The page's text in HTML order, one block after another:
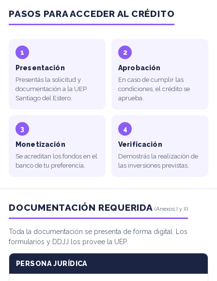
PASOS PARA ACCEDER AL CRÉDITO
1
Presentación
Presentás la solicitud y
documentación a la UEP
Santiago del Estero.
2
Aprobación
En caso de cumplir las
condiciones, el crédito se
aprueba.
3
Monetización
Se acreditan los fondos en el
banco de tu preferencia.
4
Verificación
Demostrás la realización de
las inversiones previstas.
DOCUMENTACIÓN REQUERIDA(Anexos I y II)
Toda la documentación se presenta de forma digital. Los
formularios y DDJJ los provee la UEP.
PERSONA JURÍDICA